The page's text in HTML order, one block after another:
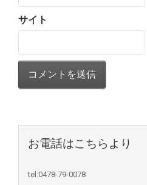
サイト
お電話はこちらより
tel:0478-79-0078